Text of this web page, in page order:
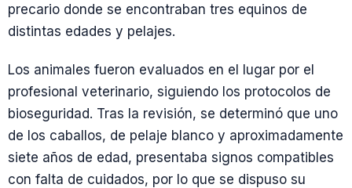
precario donde se encontraban tres equinos de
distintas edades y pelajes.
Los animales fueron evaluados en el lugar por el
profesional veterinario, siguiendo los protocolos de
bioseguridad. Tras la revisión, se determinó que uno
de los caballos, de pelaje blanco y aproximadamente
siete años de edad, presentaba signos compatibles
con falta de cuidados, por lo que se dispuso su